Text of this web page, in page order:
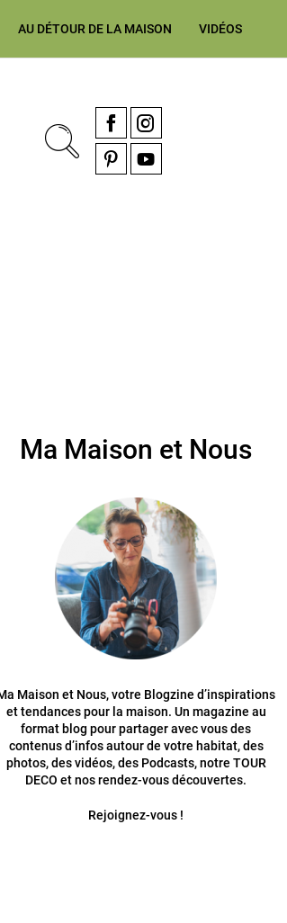
AU DÉTOUR DE LA MAISON VIDÉOS
Alsace, Franche-Comté
FacebookInstagram
Ma Maison et Nous
Maison et Nous, votre Blogzine d’inspirations
et tendances pour la maison. Un magazine au
format blog pour partager avec vous des
contenus d’infos autour de votre habitat, des
photos, des vidéos, des Podcasts, notre TOUR
DECO et nos rendez-vous découvertes.
Rejoignez-vous !